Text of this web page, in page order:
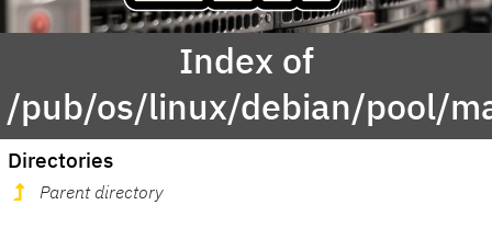
Index of
/pub/os/linux/debian/pool/
Directories
Parent directory